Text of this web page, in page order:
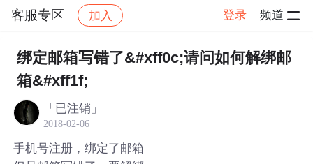
客服专区 加入 登录 频道
社区 客服专区 帖子详情
绑定邮箱写错了&#xff0c;请问如何解绑邮
箱&#xff1f;
「已注销」
2018-02-06
手机号注册，绑定了邮箱